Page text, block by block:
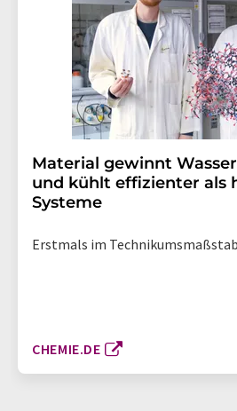
Material gewinnt
und kühlt effizienter als
Systeme
Erstmals im
CHEMIE.DE